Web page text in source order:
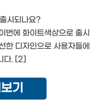
시되나요?
에 화이트색상으로 출시
한 디자인으로 사용자들에
다. [2]
기